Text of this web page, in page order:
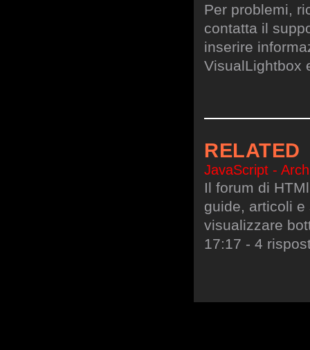
Per problemi,
contatta il
inserire
VisualLightbox
RELATED
JavaScript -
Il forum di
guide, articoli
visualizzare
17:17 - 4